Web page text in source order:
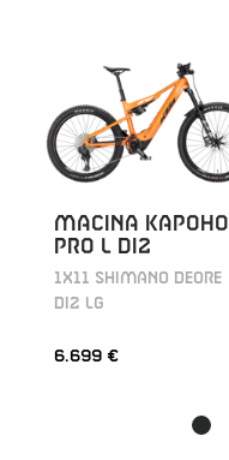
MACINA KAPOHO
PRO L DI2
1X11 SHIMANO DEORE
DI2 LG
6.699 €